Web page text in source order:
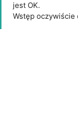
jest OK.
Wstęp oczywiście